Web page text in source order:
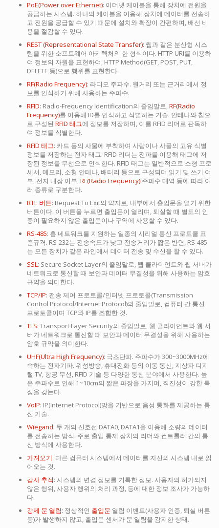
PoE(Power over Ethernet): 이더넷 케이블을 통해 장치에 전원을
공급하는 시스템. 하나의 케이블을 이용해 장치에 데이터를 전송하
고 전원을 공급할 수 있기 때문에 설치와 확장이 간편하며, 배선 비
용을 절감할 수 있다.
REST (Representational State Transfer): 웹과 같은 분산형 시스
템을 위한 소프트웨어 아키텍처의 한 형식이다. HTTP URI를 이용하
여 정보의 자원을 표현하여, HTTP Method(GET, POST, PUT,
DELETE 등)으로 행위를 표현한다.
RF(Radio Frequency): 라디오 주파수. 원거리 또는 근거리에서 정
보를 인식하기 위해 사용하는 주파수.
RFID: Radio-Frequency Identification의 줄임말로,RF(Radio
Frequency)를 이용해 ID를 인식하고 식별하는 기술. 안테나와 칩으
로 구성된 RFID 태그에 정보를 저장하며, 이를 RFID 리더로 판독하
여 정보를 식별한다.
RFID 태그: 카드 등의 사물에 부착하여 사람이나 사물의 고유 식별
정보를 저장하는 전자 태그. RFID 리더는 전파를 이용해 태그에 저
장된 정보를 무선으로 인식한다. RFID 태그는 일반적으로 소형 프로
세서, 메모리, 소형 안테나, 배터리 등으로 구성되며 읽기 및 쓰기 여
부, 전지 내장 여부,RF(Radio Frequency) 주파수 대역 등에 따라 여
러 종류로 구분한다.
RTE 버튼: Request To Exit의 약자로, 내부에서 출입문을 열기 위한
버튼이다. 이 버튼을 누르면 출입문이 열리며, 퇴실할 때 별도의 인
증이 필요하지 않은 출입문이나 구역에 사용할 수 있다.
RS-485: 홈 네트워크를 지원하는 일종의 시리얼 통신 프로토콜 표
준규격. RS-232는 전송속도가 낮고 전송거리가 짧은 반면, RS-485
는 모든 장치가 같은 라인에서 데이터 전송 및 수신을 할 수 있다.
SSL: Secure Socket Layer의 줄임말로, 웹 클라이언트와 웹 서버가
네트워크로 통신할 때 보안과 데이터 무결성을 위해 사용하는 암호
규약을 의미한다.
TCP/IP: 전송 제어 프로토콜/인터넷 프로토콜(Transmission
Control Protocol/Internet Protocol)의 줄임말로, 컴퓨터 간 통신
프로토콜이며 TCP와 IP를 조합한 것.
TLS: Transport Layer Security의 줄임말로, 웹 클라이언트와 웹 서
버가 네트워크로 통신할 때 보안과 데이터 무결성을 위해 사용하는
암호 규약을 의미한다.
UHF(Ultra High Frequency): 극초단파. 주파수가 300~3000MHz에
속하는 전자기파. 위성방송, 휴대전화 등의 이동 통신, 지상파 디지
털 TV, 항공 무선, RFID 기술 등 다양한 통신 분야에서 사용한다. 높
은 주파수로 인해 1~10cm의 짧은 파장을 가지며, 직진성이 강한 특
징을 갖는다.
VoIP: IP(Internet Protocol)망을 기반으로 음성 통화를 제공하는 통
신 기술.
Wiegand: 두 개의 신호선 DATA0, DATA1을 이용해 소량의 데이터
를 전송하는 방식. 주로 출입 통제 장치의 리더와 컨트롤러 간의 통
신 방식에 사용한다.
가져오기: 다른 컴퓨터 시스템에서 데이터를 자신의 시스템 내로 읽
어오는 것.
감사 추적: 시스템의 변경 정보를 기록한 정보. 사용자의 허가되지
않은 행위, 사용자 행위의 처리 과정, 등에 대한 정보 조사가 가능하
다.
강제 문 열림: 정상적인 출입문 열림 이벤트(사용자 인증, 퇴실 버튼
등)가 발생하지 않고, 출입문 센서가 문 열림을 감지한 상태.